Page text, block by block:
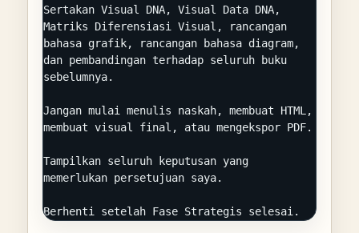
Sertakan Visual DNA, Visual Data DNA,
Matriks Diferensiasi Visual, rancangan
bahasa grafik, rancangan bahasa diagram,
dan pembandingan terhadap seluruh buku
sebelumnya.
Jangan mulai menulis naskah, membuat HTML,
membuat visual final, atau mengekspor PDF.
Tampilkan seluruh keputusan yang
memerlukan persetujuan saya.
Berhenti setelah Fase Strategis selesai.